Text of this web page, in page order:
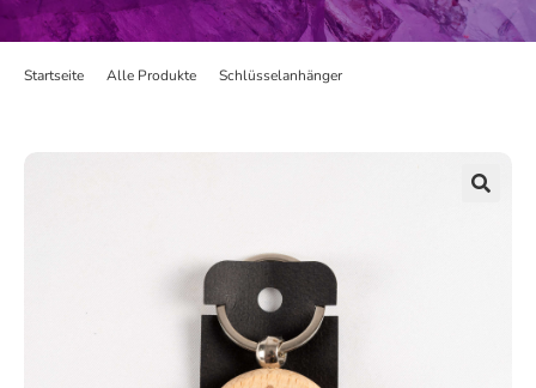
Startseite Alle Produkte Schlüsselanhänger